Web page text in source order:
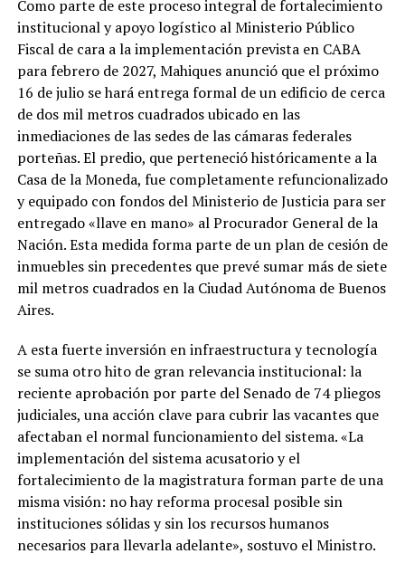
Como parte de este proceso integral de fortalecimiento
institucional y apoyo logístico al Ministerio Público
Fiscal de cara a la implementación prevista en CABA
para febrero de 2027, Mahiques anunció que el próximo
16 de julio se hará entrega formal de un edificio de cerca
de dos mil metros cuadrados ubicado en las
inmediaciones de las sedes de las cámaras federales
porteñas. El predio, que perteneció históricamente a la
Casa de la Moneda, fue completamente refuncionalizado
y equipado con fondos del Ministerio de Justicia para ser
entregado «llave en mano» al Procurador General de la
Nación. Esta medida forma parte de un plan de cesión de
inmuebles sin precedentes que prevé sumar más de siete
mil metros cuadrados en la Ciudad Autónoma de Buenos
Aires.
A esta fuerte inversión en infraestructura y tecnología
se suma otro hito de gran relevancia institucional: la
reciente aprobación por parte del Senado de 74 pliegos
judiciales, una acción clave para cubrir las vacantes que
afectaban el normal funcionamiento del sistema. «La
implementación del sistema acusatorio y el
fortalecimiento de la magistratura forman parte de una
misma visión: no hay reforma procesal posible sin
instituciones sólidas y sin los recursos humanos
necesarios para llevarla adelante», sostuvo el Ministro.